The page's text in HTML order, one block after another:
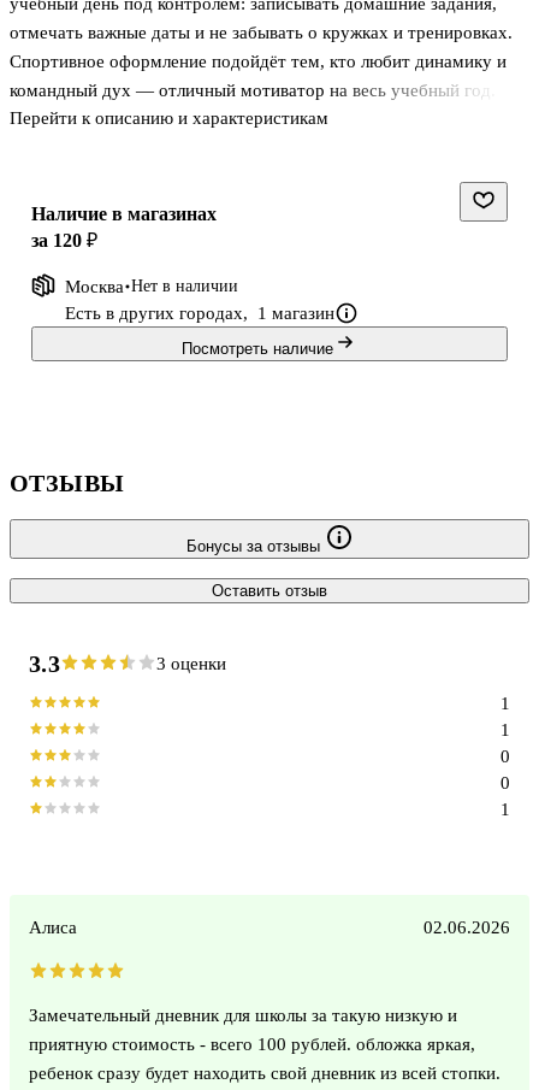
отмечать важные даты и не забывать о кружках и тренировках.
Спортивное оформление подойдёт тем, кто любит динамику и
командный дух — отличный мотиватор на весь учебный год.
меньше собирает следы. Удобный формат А5 легко помещается
в школьные сумки. Дневник Unnika подойдёт для ежедневного
Перейти к описанию и характеристикам
ассортименте
Наличие в магазинах
за 120 ₽
Москва Нет в наличии
Есть в других городах, 1 магазин
Посмотреть наличие
ОТЗЫВЫ
Бонусы за отзывы
Оставить отзыв
3.3 3 оценки
1
0
0
1
1
Алиса 02.06.2026
Замечательный дневник для школы за такую низкую и
приятную стоимость - всего 100 рублей. обложка яркая,
ребенок сразу будет находить свой дневник из всей стопки.